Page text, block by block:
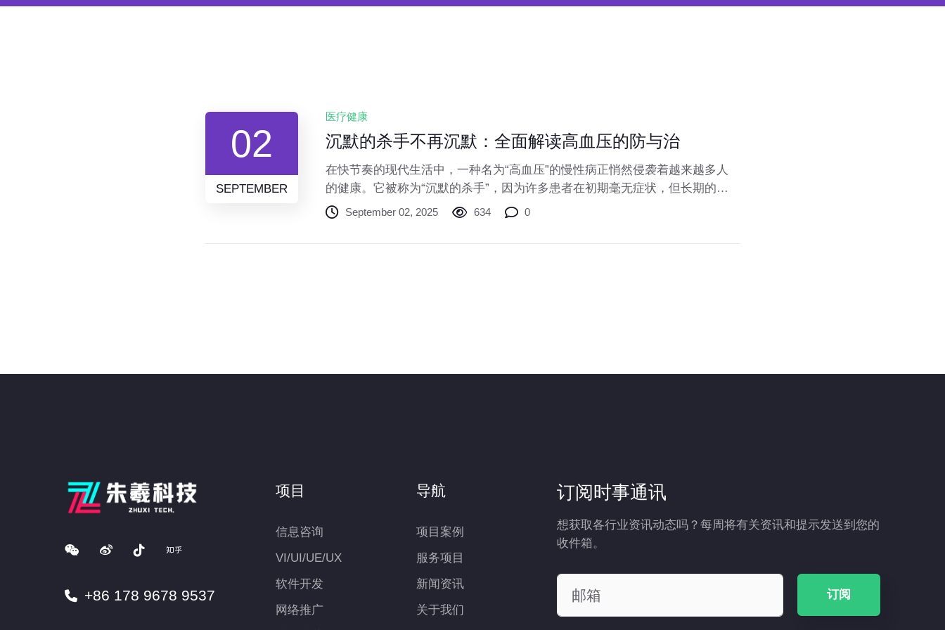
02
SEPTEMBER
医疗健康
沉默的杀手不再沉默：全面解读高血压的防与治
在快节奏的现代生活中，一种名为“高血压”的慢性病正悄然侵袭着越来越多人
的健康。它被称为“沉默的杀手”，因为许多患者在初期毫无症状，但长期的高
血压状态却在持续损害着心、脑、肾等重要器官。了解它、预防它、控制它，
September 02, 2025 634 0
+86 178 9678 9537
项目
信息咨询
VI/UI/UE/UX
软件开发
网络推广
导航
项目案例
服务项目
新闻资讯
关于我们
订阅时事通讯
想获取各行业资讯动态吗？每周将有关资讯和提示发送到您的
收件箱。
订阅